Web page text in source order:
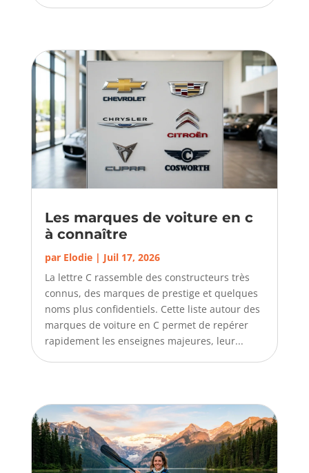
Les marques de voiture en c
à connaître
par Elodie| Juil 17, 2026
La lettre C rassemble des constructeurs très
connus, des marques de prestige et quelques
noms plus confidentiels. Cette liste autour des
marques de voiture en C permet de repérer
rapidement les enseignes majeures, leur...